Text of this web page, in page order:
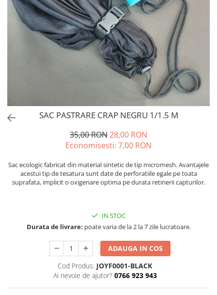
SAC PASTRARE CRAP NEGRU 1/1.5 M
35,00 RON28,00 RON
Economisesti: 7,00 RON
Sac ecologic fabricat din material sintetic de tip micromesh. Avantajele
acestui tip de tesatura sunt date de perforatiile egale pe toata
suprafata, implicit o oxigenare optima pe durata retinerii capturilor.
IN STOC
Durata de livrare: poate varia de la 2 la 7 zile lucratoare.
ADAUGA IN COS
Cod Produs: JOYF0001-BLACK
Ai nevoie de ajutor? 0766 923 943